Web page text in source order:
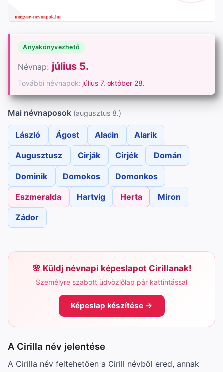
Anyakönyvezhető
Névnap: július 5.
További névnapok: július 7.·október 28.
Mai névnaposok (augusztus 8.)
László Ágost Aladin Alarik
Augusztusz Cirják Cirjék Domán
Dominik Domokos Domonkos
Eszmeralda Hartvig Herta Miron
Zádor
Küldj névnapi képeslapot Cirillanak!
Személyre szabott üdvözlőlap pár kattintással
Képeslap készítése →
A Cirilla név jelentése
A Cirilla név feltehetően a Cirill névből ered, annak